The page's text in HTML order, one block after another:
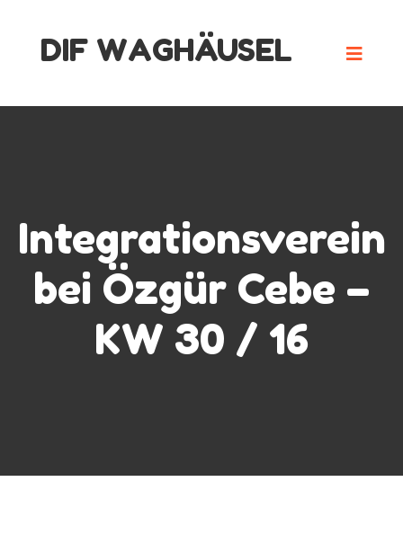
DIF WAGHÄUSEL
Integrationsverein
bei Özgür Cebe –
KW 30 / 16